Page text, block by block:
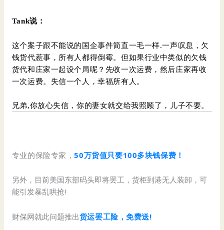
Tank说：
这个案子跟不能说的国企事件简直一毛一样.一声叹息，欠
钱货代惹事，所有人都得倒霉。但如果行业中类似的欠钱
货代和庄家一起设个局呢？先收一次运费，然后庄家再收
一次运费。失信一个人，幸福所有人。
兄弟,你放心失信，你的妻女就交给我照顾了，儿子不要。
专业的保险专家，50万货值只要100多块钱保费！
另外，目前美国东部码头即将罢工，货柜到港无人装卸，可
能引发暴乱哄抢!
财保网就此问题推出货运罢工险，免费送!